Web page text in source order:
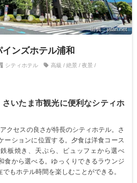
出典：jalan.net
インズホテル浦和
シティホテル 高級 / 絶景 / 夜景 /
いたま市観光に便利なシティホ
クセスの良さが特長のシティホテル。さ
ーションに位置する。夕食は洋食コース
板焼き、天ぷら、ビュッフェから選べ
食から選べる。ゆっくりできるラウンジ
もホテル時間を楽しむことができる。